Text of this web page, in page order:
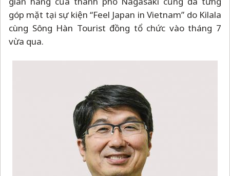
góp mặt tại sự kiện “Feel Japan in Vietnam” do Kilala
cùng Sông Hàn Tourist đồng tổ chức vào tháng 7
vừa qua.